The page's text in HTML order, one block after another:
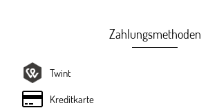
Zahlungsmethoden
Twint
Kreditkarte